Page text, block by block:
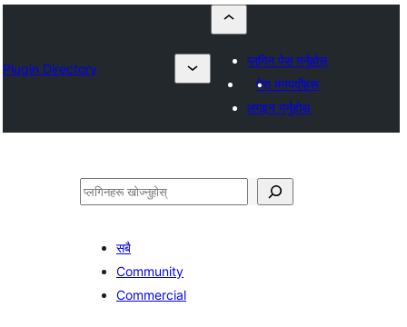
Plugin Directory
प्लगिन पेस गर्नुहोस्
मेरा मनपर्दोहरू
लगइन गर्नुहोस्
खोज्नुहोस्
सबै
Community
Commercial